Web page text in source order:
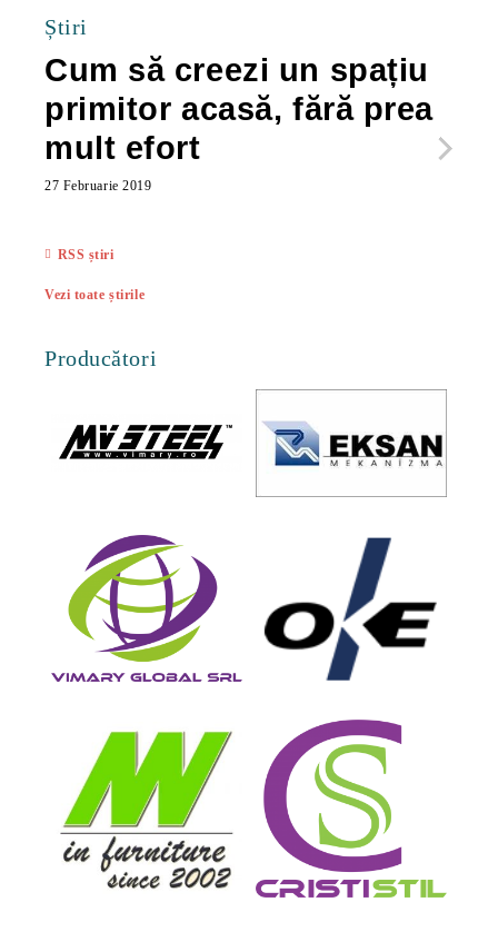
Știri
Cum să creezi un spațiu
primitor acasă, fără prea
mult efort
27 Februarie 2019
RSS știri
Vezi toate știrile
Producători